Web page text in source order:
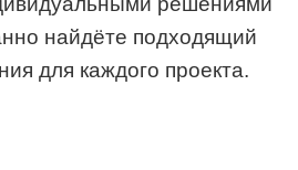
найдёте подходящий
для каждого проекта.